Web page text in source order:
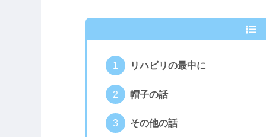
リハビリの最中に
帽子の話
その他の話